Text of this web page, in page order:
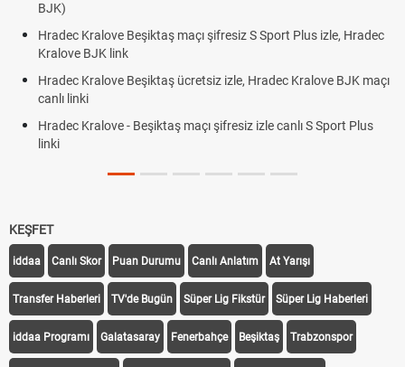
BJK)
Hradec Kralove Beşiktaş maçı şifresiz S Sport Plus izle, Hradec
Kralove BJK link
Hradec Kralove Beşiktaş ücretsiz izle, Hradec Kralove BJK maçı
canlı linki
Hradec Kralove - Beşiktaş maçı şifresiz izle canlı S Sport Plus
linki
KEŞFET
iddaa Canlı Skor Puan Durumu Canlı Anlatım At Yarışı
Transfer Haberleri TV'de Bugün Süper Lig Fikstür Süper Lig Haberleri
iddaa Programı Galatasaray Fenerbahçe Beşiktaş Trabzonspor